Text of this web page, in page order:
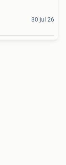
30 jul 26